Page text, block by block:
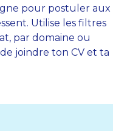
pour postuler aux
Utilise les filtres
par domaine ou
joindre ton CV et ta